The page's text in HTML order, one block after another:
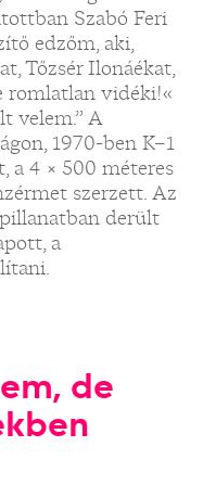
Szabó Feri
edzőm, aki,
Tőzsér Ilonáékat,
romlatlan vidéki!«
velem.” A
1970-ben K–1
a 4 × 500 méteres
szerzett. Az
derült
a
de